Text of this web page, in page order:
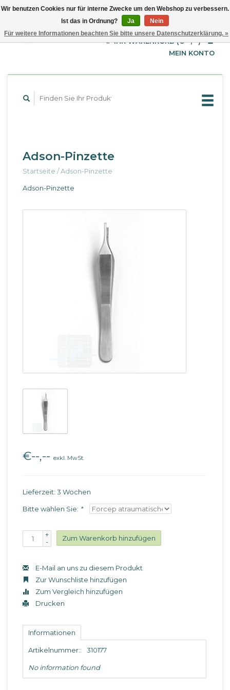
EUR
GBP
USD
English
Français
IHR WARENKORB (€--,--)
MEIN KONTO
Adson-Pinzette
Startseite /Adson-Pinzette
Adson-Pinzette
€--,-- exkl. MwSt.
Lieferzeit: 3 Wochen
Bitte wählen Sie: *
+
-
Zum Warenkorb hinzufügen
E-Mail an uns zu diesem Produkt
Zur Wunschliste hinzufügen
Zum Vergleich hinzufügen
Drucken
Informationen
Artikelnummer:: 310177
No information found
Wir benutzen Cookies nur für interne Zwecke um den Webshop zu verbessern.
Ist das in Ordnung?
Ja
Nein
Für weitere Informationen beachten Sie bitte unsere Datenschutzerklärung. »